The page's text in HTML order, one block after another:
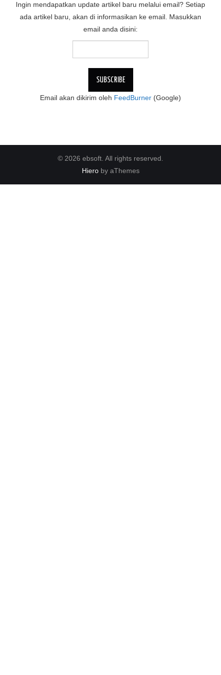
Ingin mendapatkan update artikel baru melalui email? Setiap
ada artikel baru, akan di informasikan ke email. Masukkan
email anda disini:
Email akan dikirim oleh FeedBurner (Google)
© 2026 ebsoft. All rights reserved.
Hieroby aThemes